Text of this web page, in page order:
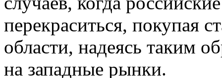
перекраситься, покупая
области, надеясь таким
на западные рынки.